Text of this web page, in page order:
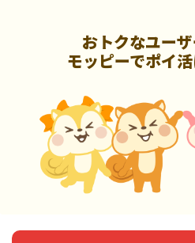
おトクなユーザ
モッピーでポイ